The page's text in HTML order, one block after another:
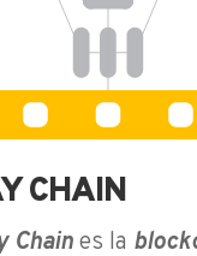
CHAIN
Chaines la